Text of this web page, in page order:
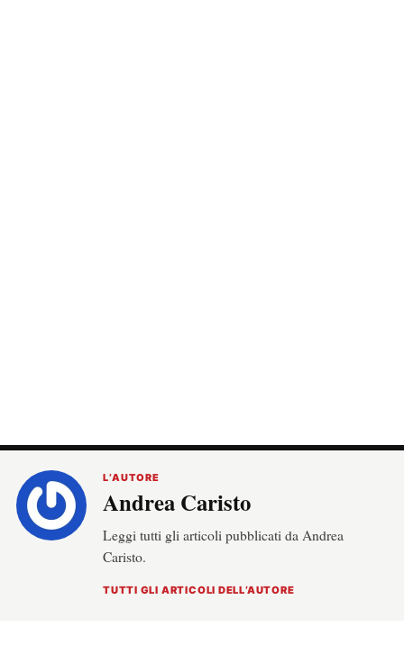
L’AUTORE
Andrea Caristo
Leggi tutti gli articoli pubblicati da Andrea
Caristo.
TUTTI GLI ARTICOLI DELL’AUTORE